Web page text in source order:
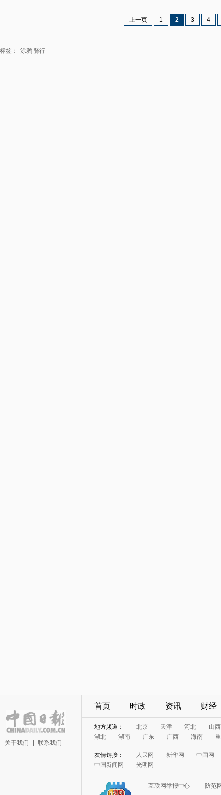
上一页 1 2 3 4
标签： 涂鸦 骑行
关于我们 联系我们
首页 时政 资讯 财经
地方频道： 北京 天津 河北
山西
湖北
湖南 广东 广西 海南
友情链接： 人民网 新华网
中国网
中国新闻网
光明网
互联网举报中心 防范